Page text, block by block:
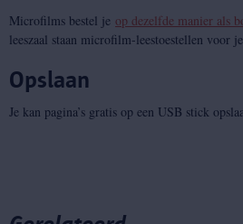
Microfilms bestel je op dezelfde manier als
leeszaal staan microfilm-leestoestellen voor
Opslaan
Je kan pagina’s gratis op een USB stick